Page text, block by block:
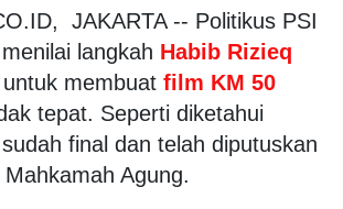
JAKARTA -- Politikus PSI
langkah Habib Rizieq
membuat film KM 50
tepat. Seperti diketahui
sudah final dan telah diputuskan
Agung.